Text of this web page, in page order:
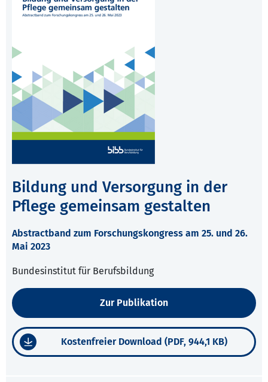
Bildung und Versorgung in der
Pflege gemeinsam gestalten
Abstractband zum Forschungskongress am 25. und 26.
Mai 2023
Bundesinstitut für Berufsbildung
Zur Publikation
Kostenfreier Download (PDF, 944,1 KB)